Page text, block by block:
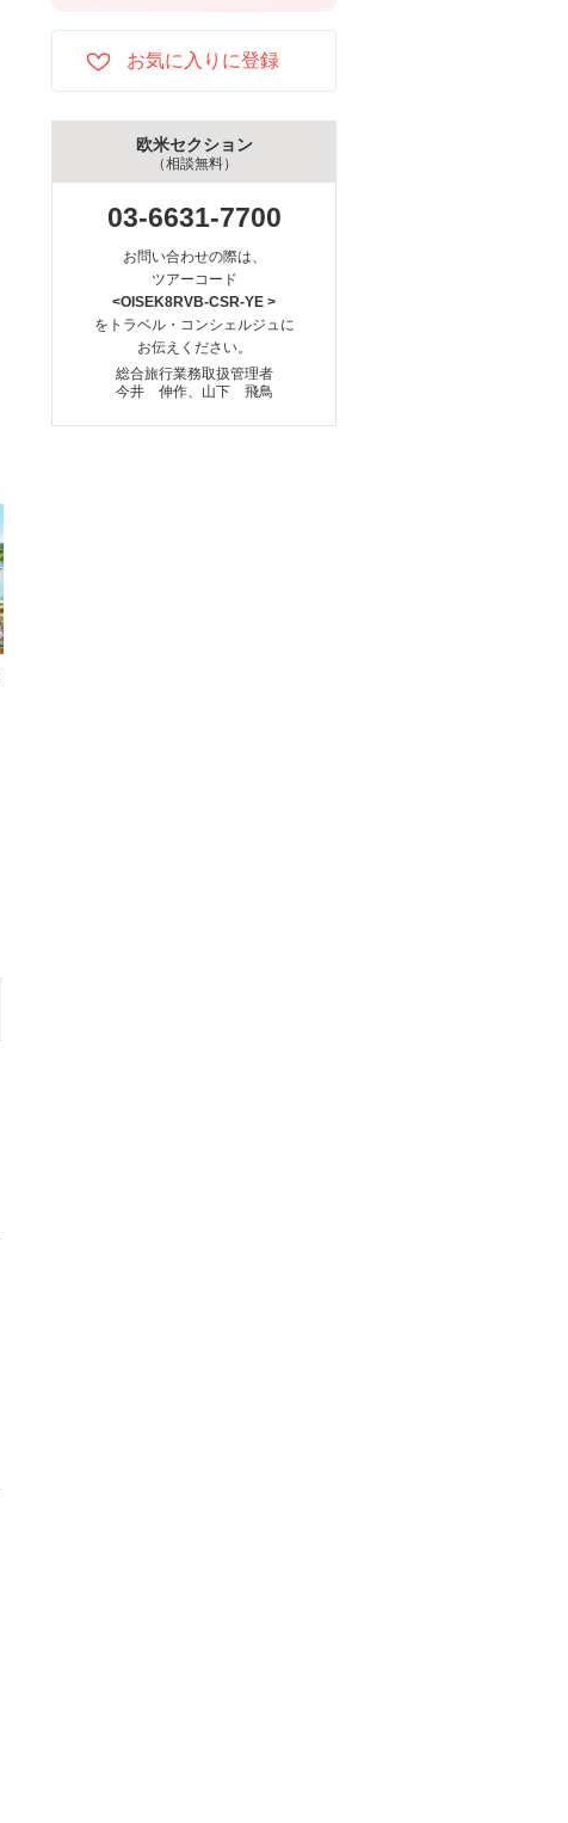
欧米セクション
（相談無料）
03-6631-7700
お問い合わせの際は、
ツアーコード
<OISEK8RVB-CSR-YE >
をトラベル・コンシェルジュに
お伝えください。
総合旅行業務取扱管理者
今井 伸作、山下 飛鳥